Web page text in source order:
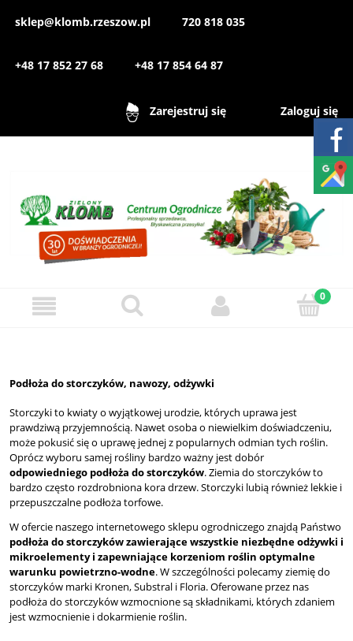
sklep@klomb.rzeszow.pl 720 818 035
+48 17 852 27 68 +48 17 854 64 87
Zarejestruj się Zaloguj się
Podłoża do storczyków, nawozy, odżywki
Storczyki to kwiaty o wyjątkowej urodzie, których uprawa jest
prawdziwą przyjemnością. Nawet osoba o niewielkim doświadczeniu,
może pokusić się o uprawę jednej z popularnych odmian tych roślin.
Oprócz wyboru samej rośliny bardzo ważny jest dobór
odpowiedniego podłoża do storczyków. Ziemia do storczyków to
bardzo często rozdrobniona kora drzew. Storczyki lubią również lekkie i
przepuszczalne podłoża torfowe.
W ofercie naszego internetowego sklepu ogrodniczego znajdą Państwo
podłoża do storczyków zawierające wszystkie niezbędne odżywki i
mikroelementy i zapewniające korzeniom roślin optymalne
warunku powietrzno-wodne. W szczególności polecamy ziemię do
storczyków marki Kronen, Substral i Floria. Oferowane przez nas
podłoża do storczyków wzmocnione są składnikami, których zdaniem
jest wzmocnienie i dokarmienie roślin.